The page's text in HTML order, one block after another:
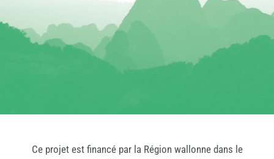
Ce projet est financé par la Région wallonne dans le